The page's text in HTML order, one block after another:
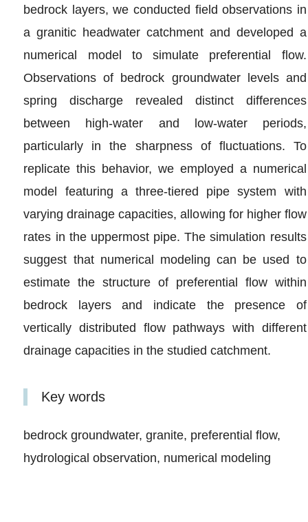
bedrock layers, we conducted field observations in
a granitic headwater catchment and developed a
numerical model to simulate preferential flow.
Observations of bedrock groundwater levels and
spring discharge revealed distinct differences
between high‐water and low‐water periods,
particularly in the sharpness of fluctuations. To
replicate this behavior, we employed a numerical
model featuring a three‐tiered pipe system with
varying drainage capacities, allowing for higher flow
rates in the uppermost pipe. The simulation results
suggest that numerical modeling can be used to
estimate the structure of preferential flow within
bedrock layers and indicate the presence of
vertically distributed flow pathways with different
drainage capacities in the studied catchment.
Key words
bedrock groundwater, granite, preferential flow,
hydrological observation, numerical modeling